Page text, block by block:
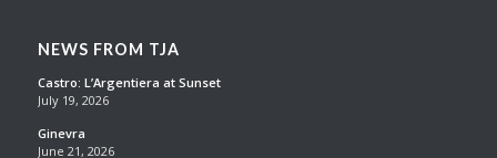
NEWS FROM TJA
Castro: L’Argentiera at Sunset
July 19, 2026
Ginevra
June 21, 2026